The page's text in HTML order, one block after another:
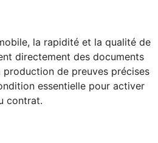
la rapidité et la qualité de
directement des documents
production de preuves précises
essentielle pour activer
contrat.